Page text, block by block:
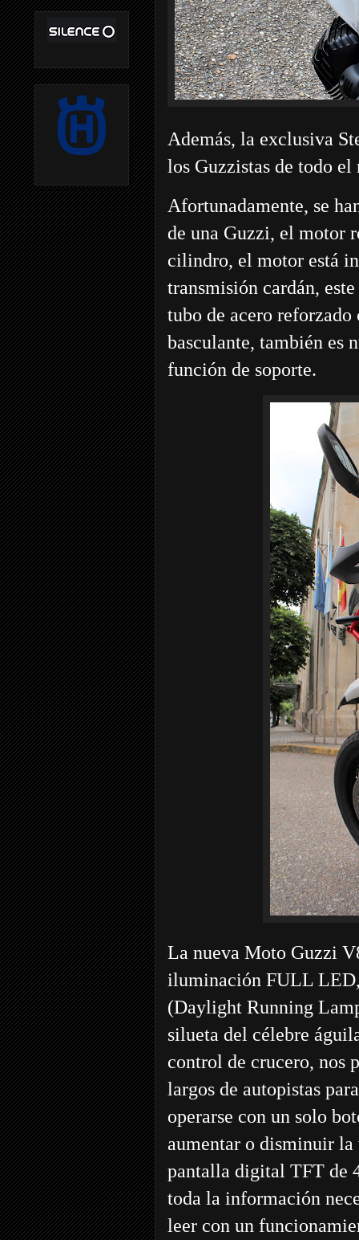
Además, la exclusiva
los Guzzistas de todo el
Afortunadamente, se
de una Guzzi, el motor
cilindro, el motor está
transmisión cardán,
tubo de acero
basculante, también es
función de soporte.
La nueva Moto Guzzi
iluminación FULL
(Daylight Running
silueta del célebre
control de crucero, nos
largos de autopistas
operarse con un solo
aumentar o disminuir
pantalla digital TFT de
toda la información
leer con un